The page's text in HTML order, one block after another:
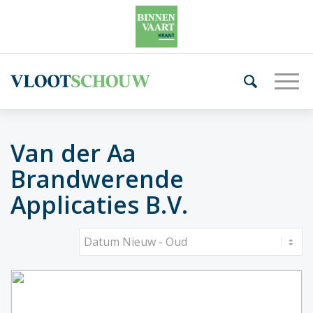
Van der Aa
Brandwerende
Applicaties B.V.